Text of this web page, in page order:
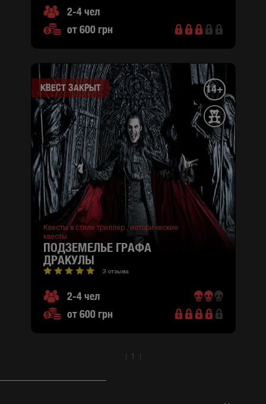
2-4 чел
от 600 грн
КВЕСТ ЗАКРЫТ 14+
Квесты в стиле триллер ,
исторические
квесты
ПОДЗЕМЕЛЬЕ ГРАФА
ДРАКУЛЫ
3 отзыва
2-4 чел
от 600 грн
1